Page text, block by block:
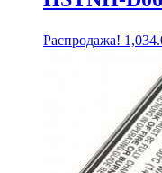
Распродажа!